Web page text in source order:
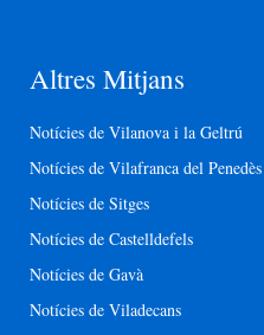
Altres Mitjans
Notícies de Vilanova i la Geltrú
Notícies de Vilafranca del Penedès
Notícies de Sitges
Notícies de Castelldefels
Notícies de Gavà
Notícies de Viladecans